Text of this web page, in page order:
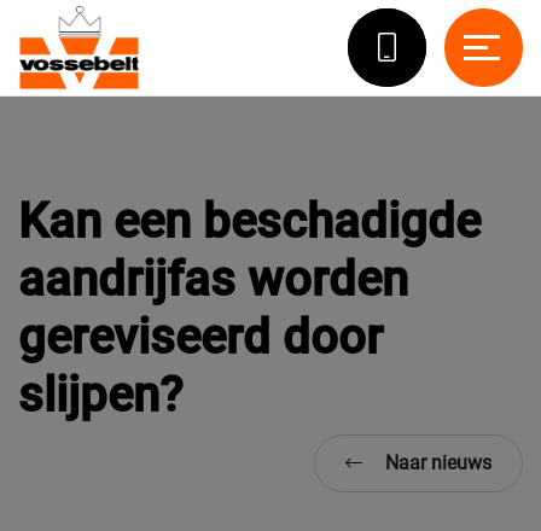
Kan een beschadigde
aandrijfas worden
gereviseerd door
slijpen?
Naar nieuws